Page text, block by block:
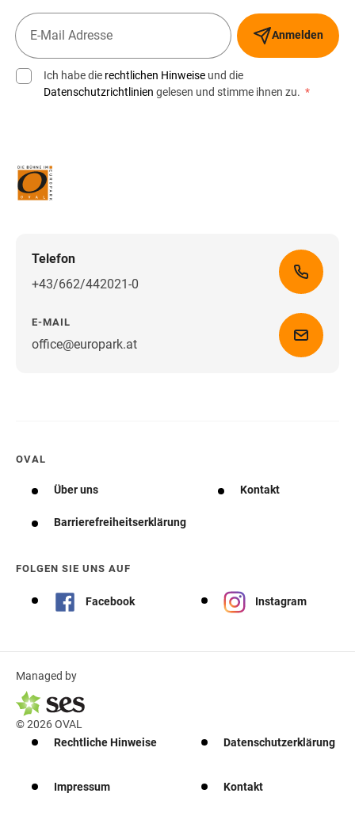
Anmelden
Ich habe die rechtlichen Hinweise und die
Datenschutzrichtlinien gelesen und stimme ihnen zu. *
Telefon
+43/662/442021-0
E-MAIL
office@europark.atWegbeschreibung erhalten
OVAL
Über uns Kontakt
Barrierefreiheitserklärung
FOLGEN SIE UNS AUF
Facebook Instagram
Managed by
© 2026 OVAL
Rechtliche Hinweise
Datenschutzerklärung
Impressum Kontakt